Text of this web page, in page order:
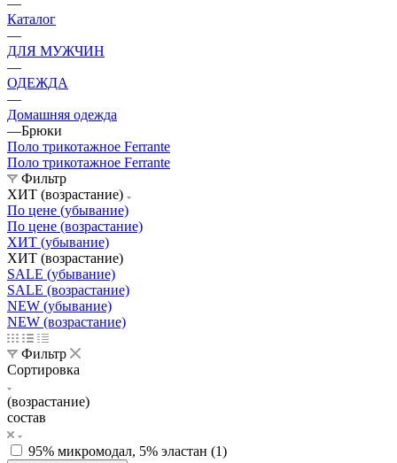
Каталог
—
ДЛЯ МУЖЧИН
—
ОДЕЖДА
—
Домашняя одежда
—Брюки
Поло трикотажное Ferrante
Поло трикотажное Ferrante
Фильтр
ХИТ (возрастание)
По цене (убывание)
По цене (возрастание)
ХИТ (убывание)
ХИТ (возрастание)
SALE (убывание)
SALE (возрастание)
NEW (убывание)
NEW (возрастание)
Фильтр
Сортировка
(возрастание)
состав
95% микромодал, 5% эластан (1)